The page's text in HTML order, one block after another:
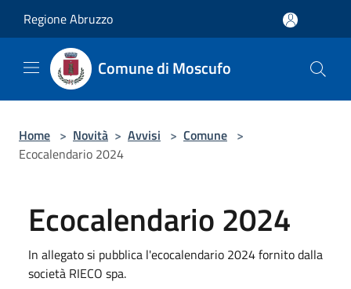
Regione Abruzzo
Comune di Moscufo
Home > Novità > Avvisi > Comune >
Ecocalendario 2024
Ecocalendario 2024
In allegato si pubblica l'ecocalendario 2024 fornito dalla
società RIECO spa.